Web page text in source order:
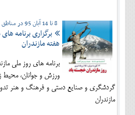
8 تا 14 آبان 95 در مناطق مختلف استان؛
برگزاری برنامه
هفته مازندران
برنامه های روز ملی
ورزش و جوانان، محیط
گردشگری و صنایع دستی و فرهنگ و هنر
مازندران